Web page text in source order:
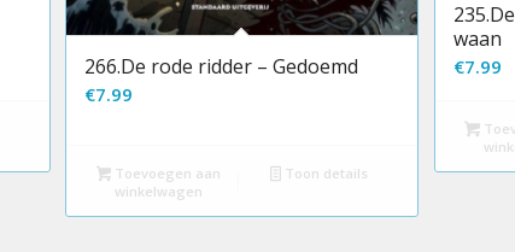
266.De rode ridder – Gedoemd
€7.99
Toevoegen aan
winkelwagen
Toon details
waan
€7.99